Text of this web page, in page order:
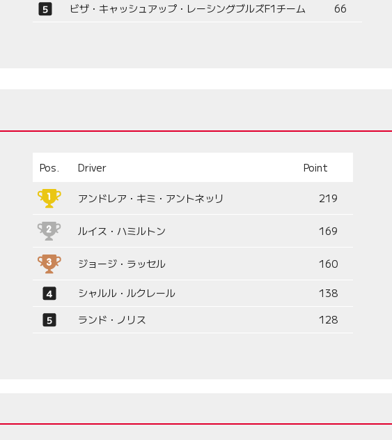
ビザ・キャッシュアップ・レーシングブルズF1チーム
66
Pos. Driver Point
アンドレア・キミ・アントネッリ 219
ルイス・ハミルトン 169
ジョージ・ラッセル 160
シャルル・ルクレール
138
ランド・ノリス
128